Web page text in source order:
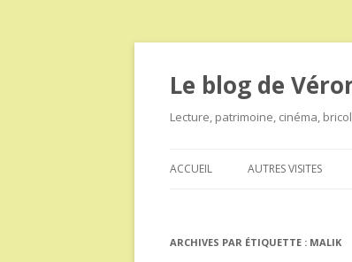
Le blog de
Lecture, patrimoine, cinéma,
ACCUEIL AUTRES VISITES
ARCHIVES PAR ÉTIQUETTE : MALIK